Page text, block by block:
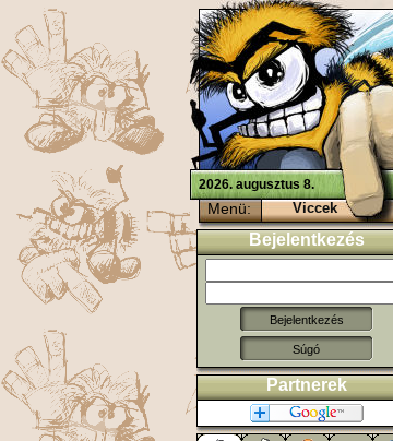
2026. augusztus 8.
Menü: Viccek
Bejelentkezés
Súgó
Partnerek